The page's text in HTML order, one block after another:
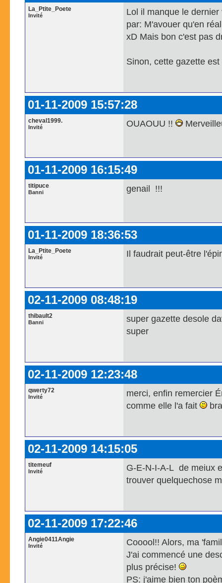
La_Ptite_Poete
Invité
Lol il manque le
par: M'avouer qu'en
xD Mais bon c'est pas
Sinon, cette gazette
01-11-2009 15:57:28
cheval1999.
Invité OUAOUU !!
01-11-2009 16:15:49
titipuce
Banni genail !!!
01-11-2009 18:36:53
La_Ptite_Poete
Invité Il faudrait peut-être
02-11-2009 08:48:19
thibault2
Banni
super gazette desole
super
02-11-2009 12:23:48
qwerty72
Invité
merci, enfin remercier
comme elle l'a fait
02-11-2009 14:15:05
titemeuf
Invité
G-E-N-I-A-L de meiux
trouver quelquechose
02-11-2009 17:22:46
Angie0411Angie
Invité
Cooool!! Alors, ma
J'ai commencé une
plus précise!
PS: j'aime bien ton